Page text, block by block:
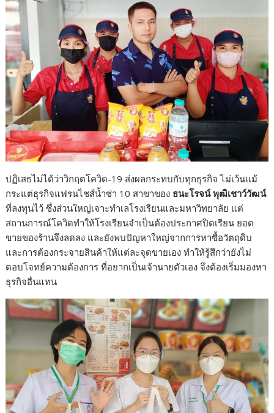
k k
ปฏิเสธไม่ได้ว่าวิกฤตโควิด-19 ส่งผลกระทบกับทุกธุรกิจ ไม่เว้นแม้
กระแต่ธุรกิจแฟรนไชส์น้ำซ่า 10 สาขาของ ธนะโรจน์ พุฒิเชาว์วัฒน์
ที่ลงทุนไว้ ซึ่งส่วนใหญ่เจาะทำเลโรงเรียนและมหาวิทยาลัย แต่
สถานการณ์โควิดทำให้โรงเรียนจำเป็นต้องประกาศปิดเรียน ยอด
ขายของร้านจึงลดลง และยังพบปัญหาใหญ่จากการหาซื้อวัตถุดิบ
และการต้องกระจายสินค้าให้แต่ละจุดขายเอง ทำให้รู้สึกว่ายังไม่
ตอบโจทย์ความต้องการ ที่อยากเป็นเจ้านายตัวเอง จึงต้องเริ่มมองหา
ธุรกิจอื่นแทน